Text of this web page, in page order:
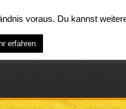
voraus. Du kannst
erfahren